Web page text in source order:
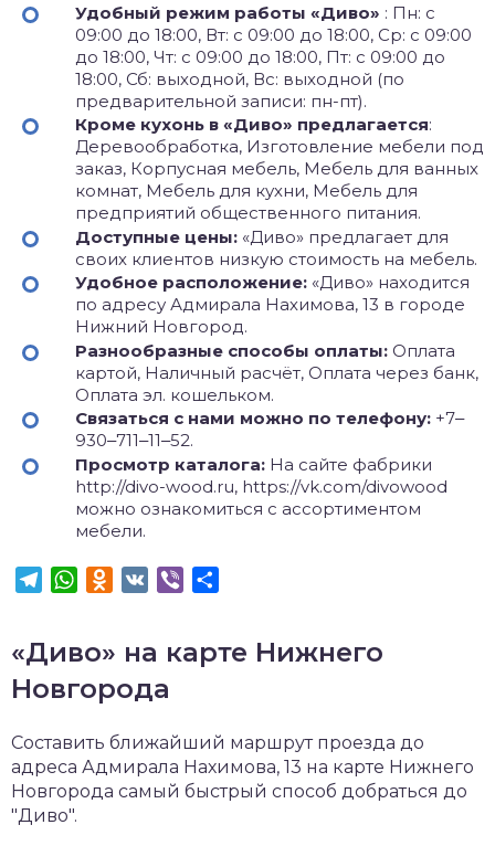
Удобный режим работы «Диво» : Пн: с
09:00 до 18:00, Вт: с 09:00 до 18:00, Ср: с 09:00
до 18:00, Чт: с 09:00 до 18:00, Пт: с 09:00 до
18:00, Сб: выходной, Вс: выходной (по
предварительной записи: пн-пт).
Кроме кухонь в «Диво» предлагается:
Деревообработка, Изготовление мебели под
заказ, Корпусная мебель, Мебель для ванных
комнат, Мебель для кухни, Мебель для
предприятий общественного питания.
Доступные цены: «Диво» предлагает для
своих клиентов низкую стоимость на мебель.
Удобное расположение: «Диво» находится
по адресу Адмирала Нахимова, 13 в городе
Нижний Новгород.
Разнообразные способы оплаты: Оплата
картой, Наличный расчёт, Оплата через банк,
Оплата эл. кошельком.
Связаться с нами можно по телефону: +7‒
930‒711‒11‒52.
Просмотр каталога: На сайте фабрики
http://divo-wood.ru, https://vk.com/divowood
можно ознакомиться с ассортиментом
мебели.
TelegramWhatsApp
Odnoklassniki
VK Viber
«Диво» на карте Нижнего
Новгорода
Составить ближайший маршрут проезда до
адреса Адмирала Нахимова, 13 на карте Нижнего
Новгорода самый быстрый способ добраться до
"Диво".